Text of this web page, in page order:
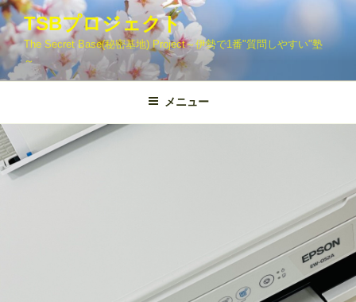
コ
ン
テ
ン
ツ
ス
キ
ッ
プ
TSBプロジェクト
The Secret Base(秘密基地) Project～伊勢で1番"質問しやすい"塾
～
メニュー